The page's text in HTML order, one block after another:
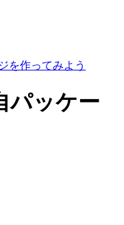
を作ってみよう
パッケー